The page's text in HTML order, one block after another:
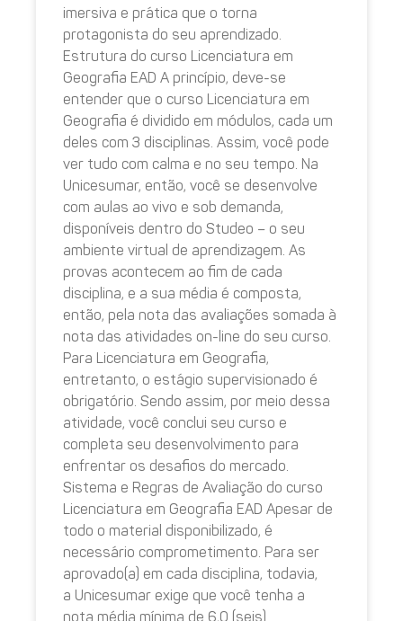
imersiva e prática que o torna
protagonista do seu aprendizado.
Estrutura do curso Licenciatura em
Geografia EAD A princípio, deve-se
entender que o curso Licenciatura em
Geografia é dividido em módulos, cada um
deles com 3 disciplinas. Assim, você pode
ver tudo com calma e no seu tempo. Na
Unicesumar, então, você se desenvolve
com aulas ao vivo e sob demanda,
disponíveis dentro do Studeo – o seu
ambiente virtual de aprendizagem. As
provas acontecem ao fim de cada
disciplina, e a sua média é composta,
então, pela nota das avaliações somada à
nota das atividades on-line do seu curso.
Para Licenciatura em Geografia,
entretanto, o estágio supervisionado é
obrigatório. Sendo assim, por meio dessa
atividade, você conclui seu curso e
completa seu desenvolvimento para
enfrentar os desafios do mercado.
Sistema e Regras de Avaliação do curso
Licenciatura em Geografia EAD Apesar de
todo o material disponibilizado, é
necessário comprometimento. Para ser
aprovado(a) em cada disciplina, todavia,
a Unicesumar exige que você tenha a
nota média mínima de 6,0 (seis)